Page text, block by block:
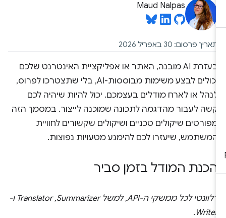
Maud Nalpas
תאריך פרסום: 30 באפריל 2026
בעזרת AI מובנה, האתר או אפליקציית האינטרנט שלכם
יכולים לבצע משימות מבוססות-AI, בלי שתצטרכו לפרוס,
לנהל או לארח מודלים בעצמכם. יכול להיות שיהיה לכם
קשה לעבור מהדגמה לתכונה שמוכנה לייצור. במסמך הזה
מפורטים שיקולים טכניים ושיקולים שקשורים לחוויית
המשתמש, שיעזרו לכם להימנע מטעויות נפוצות.
הכנת המודל בזמן סביר
רלוונטי לכל ממשקי ה-API, למשל Summarizer,‏ Translator ו-
Writer.